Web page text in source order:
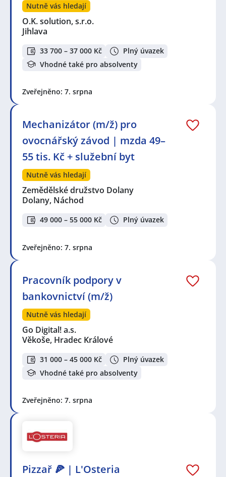
Nutně vás hledají
O.K. solution, s.r.o.
Jihlava
33 700 – 37 000 Kč
Plný úvazek
Vhodné také pro absolventy
Zveřejněno: 7. srpna
Mechanizátor (m/ž) pro
ovocnářský závod | mzda 49–
55 tis. Kč + služební byt
Nutně vás hledají
Zemědělské družstvo Dolany
Dolany, Náchod
49 000 – 55 000 Kč Plný úvazek
Zveřejněno: 7. srpna
Pracovník podpory v
bankovnictví (m/ž)
Nutně vás hledají
Go Digital! a.s.
Věkoše, Hradec Králové
31 000 – 45 000 Kč
Plný úvazek
Vhodné také pro absolventy
Zveřejněno: 7. srpna
Pizzař 🍕 | L'Osteria